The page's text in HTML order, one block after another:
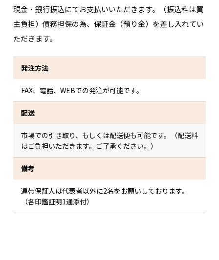
現金・銀行振込にてお支払いいただきます。（振込料は買
主負担）債務担保の為、保証金（預り金）を差し入れてい
ただきます。
発注方法
FAX、電話、WEBでの発注が可能です。
配送
市場での引き取り、もしくは配送便も可能です。（配送料
はご負担いただきます。ご了承ください。）
備考
連帯保証人は代表者以外に2名をお願いしております。
（各印鑑証明1通添付）